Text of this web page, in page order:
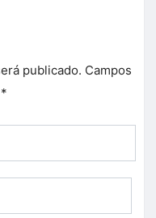
publicado. Campos
*